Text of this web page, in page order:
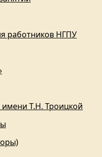
работников НГПУ
Т.Н. Троицкой